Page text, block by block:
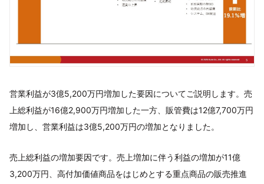
営業利益が3億5,200万円増加した要因についてご説明します。売
上総利益が16億2,900万円増加した一方、販管費は12億7,700万円
増加し、営業利益は3億5,200万円の増加となりました。
売上総利益の増加要因です。売上増加に伴う利益の増加が11億
3,200万円、高付加価値商品をはじめとする重点商品の販売推進